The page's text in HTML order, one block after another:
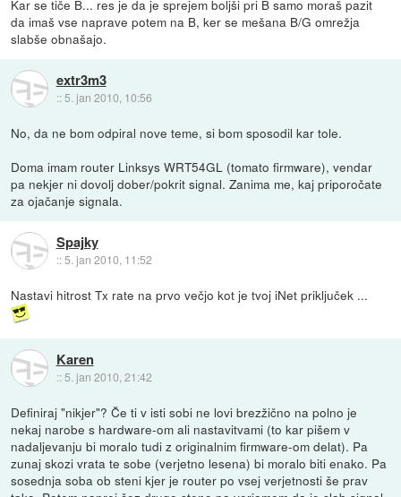
Kar se tiče B... res je da je sprejem boljši pri B samo moraš pazit
da imaš vse naprave potem na B, ker se mešana B/G omrežja
slabše obnašajo.
extr3m3
:: 5. jan 2010, 10:56
No, da ne bom odpiral nove teme, si bom sposodil kar tole.
Doma imam router Linksys WRT54GL (tomato firmware), vendar
pa nekjer ni dovolj dober/pokrit signal. Zanima me, kaj priporočate
za ojačanje signala.
Spajky
::5. jan 2010, 11:52
Nastavi hitrost Tx rate na prvo večjo kot je tvoj iNet priključek ...
Karen
:: 5. jan 2010, 21:42
Definiraj "nikjer"? Če ti v isti sobi ne lovi brezžično na polno je
nekaj narobe s hardware-om ali nastavitvami (to kar pišem v
nadaljevanju bi moralo tudi z originalnim firmware-om delat). Pa
zunaj skozi vrata te sobe (verjetno lesena) bi moralo biti enako. Pa
sosednja soba ob steni kjer je router po vsej verjetnosti še prav